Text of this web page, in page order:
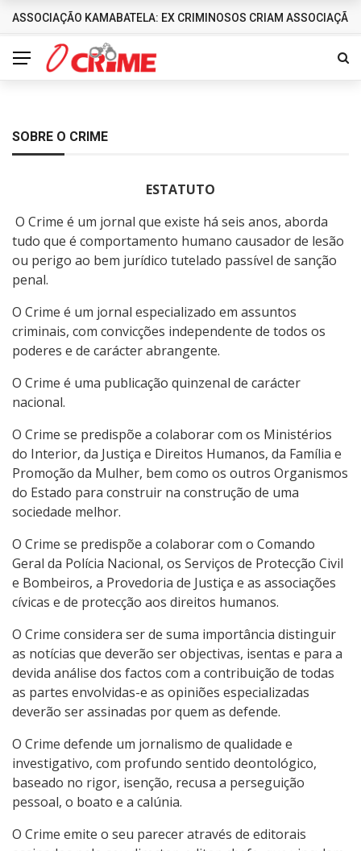
DESTAQUES
ASSOCIAÇÃO KAMABATELA: EX CRIMINOSOS CRIAM
SOBRE O CRIME
ESTATUTO
O Crime é um jornal que existe há seis anos, aborda
tudo que é comportamento humano causador de lesão
ou perigo ao bem jurídico tutelado passível de sanção
penal.
O Crime é um jornal especializado em assuntos
criminais, com convicções independente de todos os
poderes e de carácter abrangente.
O Crime é uma publicação quinzenal de carácter
nacional.
O Crime se predispõe a colaborar com os Ministérios
do Interior, da Justiça e Direitos Humanos, da Família e
Promoção da Mulher, bem como os outros Organismos
do Estado para construir na construção de uma
sociedade melhor.
O Crime se predispõe a colaborar com o Comando
Geral da Polícia Nacional, os Serviços de Protecção Civil
e Bombeiros, a Provedoria de Justiça e as associações
cívicas e de protecção aos direitos humanos.
O Crime considera ser de suma importância distinguir
as notícias que deverão ser objectivas, isentas e para a
devida análise dos factos com a contribuição de todas
as partes envolvidas-e as opiniões especializadas
deverão ser assinadas por quem as defende.
O Crime defende um jornalismo de qualidade e
investigativo, com profundo sentido deontológico,
baseado no rigor, isenção, recusa a perseguição
pessoal, o boato e a calúnia.
O Crime emite o seu parecer através de editorais